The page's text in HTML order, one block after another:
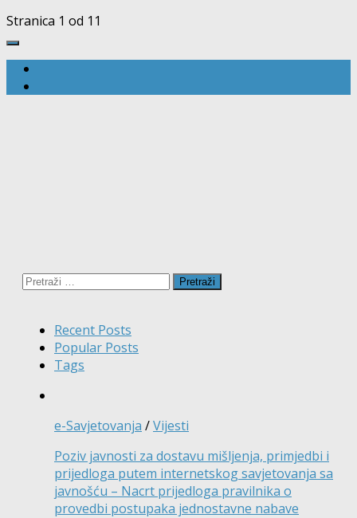
Stranica 1 od 1 1
Pretraži:
Recent Posts
Popular Posts
Tags
e-Savjetovanja /Vijesti
Poziv javnosti za dostavu mišljenja, primjedbi i
prijedloga putem internetskog savjetovanja sa
javnošću – Nacrt prijedloga pravilnika o
provedbi postupaka jednostavne nabave